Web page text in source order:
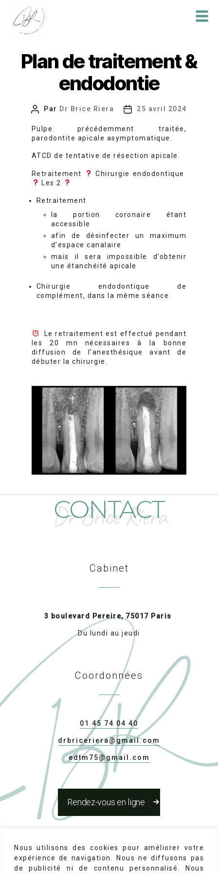
Nous utilisons des cookies pour améliorer votre
expérience de navigation. Nous ne diffusons pas
de publicité ni de contenu personnalisé. Nous
RieraPlan de traitement &
endodontie
Auteur
l’article
Par Dr Brice Riera
Date
l’article
25 avril 2024
Pulpe précédemment traitée,
parodontite apicale asymptomatique.
ATCD de tentative de résection apicale.
Retraitement
Chirurgie endodontique
Les 2
Retraitement
la portion coronaire étant
accessible
afin de désinfecter un maximum
d’espace canalaire
mais il sera impossible d’obtenir
une étanchéité apicale
Chirurgie endodontique de
complément, dans la même séance
Le retraitement est effectué pendant
les 20 mn nécessaires à la bonne
diffusion de l’anesthésique avant de
débuter la chirurgie.
CONTACT
Dr Brice Riera
Cabinet
3 boulevard Pereire, 75017 Paris
Du lundi au jeudi
Coordonnées
01 45 74 04 40
drbriceriera@gmail.com
edtm75@gmail.com
Rendez-vous en ligne